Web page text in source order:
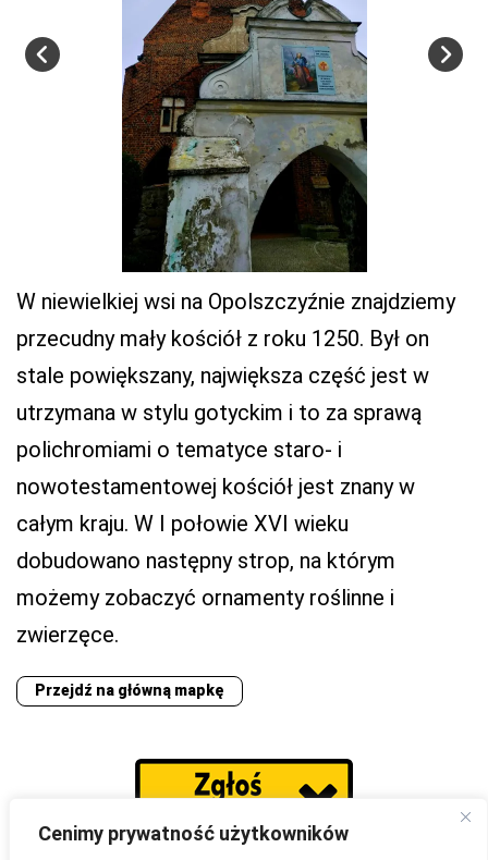
Cenimy prywatność użytkowników
W niewielkiej wsi na Opolszczyźnie znajdziemy
przecudny mały kościół z roku 1250. Był on
stale powiększany, największa część jest w
utrzymana w stylu gotyckim i to za sprawą
polichromiami o tematyce staro- i
nowotestamentowej kościół jest znany w
całym kraju. W I połowie XVI wieku
dobudowano następny strop, na którym
możemy zobaczyć ornamenty roślinne i
zwierzęce.
Przejdź na główną mapkę